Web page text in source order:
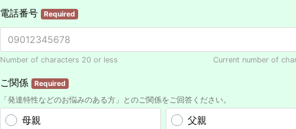
電話番号 Required
Number of characters 20 or less Current number of
ご関係 Required
「発達特性などのお悩みのある方」とのご関係をご回答ください。
母親 父親